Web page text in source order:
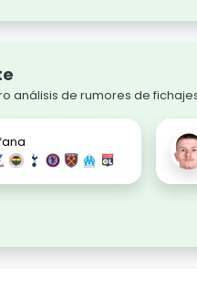
análisis de rumores de